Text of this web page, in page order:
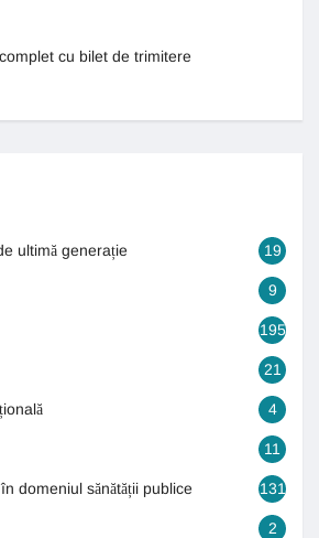
cu bilet de trimitere
ultimă generație 19
9
195
21
4
11
domeniul sănătății publice 131
2